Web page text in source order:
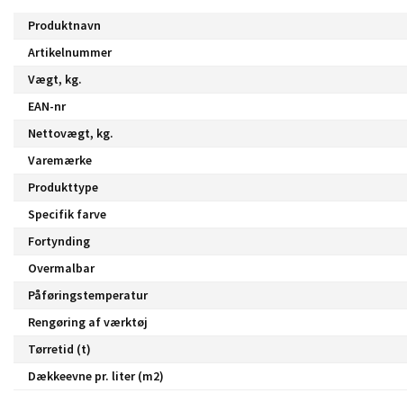
Produktnavn
Artikelnummer
Vægt, kg.
EAN-nr
Nettovægt, kg.
Varemærke
Produkttype
Specifik farve
Fortynding
Overmalbar
Påføringstemperatur
Rengøring af værktøj
Tørretid (t)
Dækkeevne pr. liter (m2)